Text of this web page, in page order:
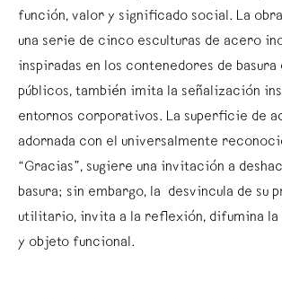
función, valor y significado social. La
una serie de cinco esculturas de acero
inspiradas en los contenedores de basura
públicos, también imita la señalización
entornos corporativos. La superficie de
adornada con el universalmente
“Gracias”, sugiere una invitación a
basura; sin embargo, la desvincula de su
utilitario, invita a la reflexión, difumina
y objeto funcional.